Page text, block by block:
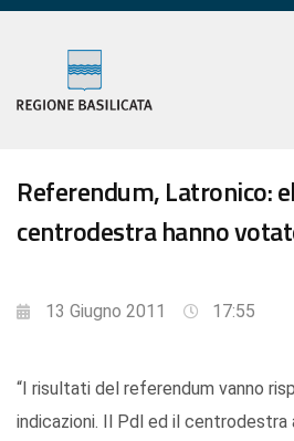
Referendum, Latronico:
centrodestra hanno
13 Giugno 2011 17:55
“I risultati del referendum vanno
indicazioni. Il Pdl ed il